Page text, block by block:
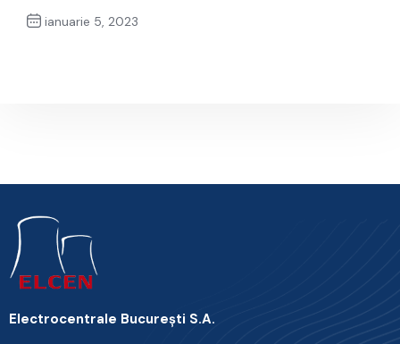
ianuarie 5, 2023
Electrocentrale Bucureşti S.A.